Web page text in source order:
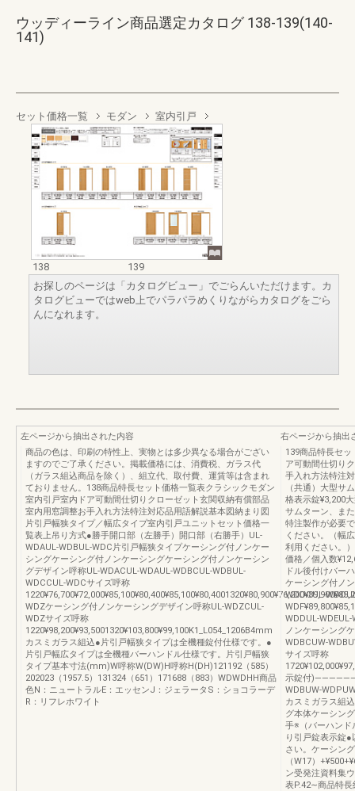
ウッディーライン商品選定カタログ 138-139(140-
141)
セット価格一覧 モダン 室内引戸
138
139
お探しのページは「カタログビュー」でごらんいただけます。カ
タログビューではweb上でパラパラめくりながらカタログをごら
んになれます。
左ページから抽出された内容
商品の色は、印刷の特性上、実物とは多少異なる場合がござい
ますのでご了承ください。掲載価格には、消費税、ガラス代
（ガラス組込商品を除く）、組立代、取付費、運賃等は含まれ
ておりません。138商品特長セット価格一覧表クラシックモダン
室内引戸室内ドア可動間仕切りクローゼット玄関収納有償部品
室内用窓調整お手入れ方法特注対応品用語解説基本図納まり図
片引戸幅狭タイプ／幅広タイプ室内引戸ユニットセット価格一
覧表上吊り方式●勝手開口部（左勝手）開口部（右勝手）UL-
WDAUL-WDBUL-WDC片引戸幅狭タイプケーシング付ノンケー
シングケーシング付ノンケーシングケーシング付ノンケーシン
グデザイン呼称UL-WDACUL-WDAUL-WDBCUL-WDBUL-
WDCCUL-WDCサイズ呼称
WDZケーシング付ノンケーシングデザイン呼称UL-WDZCUL-
WDZサイズ呼称
1220¥98,200¥93,5001320¥103,800¥99,100K1_L054_1206B4mm
カスミガラス組込●片引戸幅狭タイプは全機種錠付仕様です。●
片引戸幅広タイプは全機種バーハンドル仕様です。片引戸幅狭
タイプ基本寸法(mm)W呼称W(DW)H呼称H(DH)121192（585）
202023（1957.5）131324（651）171688（883）WDWDHH商品
色N：ニュートラルE：エッセンJ：ジェラータS：ショコラーデ
R：リフレホワイト
右ページから抽出
139商品特長セ
ア可動間仕切り
手入れ方法特注
（共通）大型
格表示錠¥3,200
サムターン、ま
特注製作が必要
ください。（幅
利用ください。
価格／個入数
ドル後付けバー
ケーシング付ノ
WDDCUL-
WDDUL-
ノンケーシング
WDBCUW-
サイズ呼称
示錠付
WDBUW-
カスミガラス組
グ本体ケーシン
手※（バーハンド
り引戸錠表示錠
さい。ケーシン
（W17）
ン受発注資料集
表P.42∼商品特長